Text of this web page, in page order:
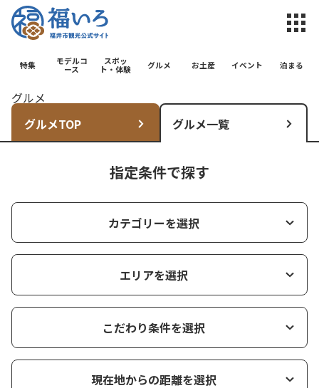
福井市観光
特集
モデルコ
ース
スポッ
ト・体験
グルメ お土産 イベント 泊まる
グルメ
グルメTOP
グルメ一覧
指定条件で探す
カテゴリーを選択
エリアを選択
こだわり条件を選択
現在地からの距離を選択